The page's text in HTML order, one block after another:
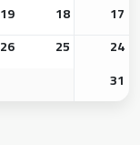
17
18
19
24
25
26
31